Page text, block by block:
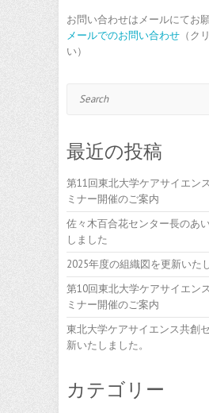
お問い合わせはメールにてお
メールでのお問い合わせ （ク
い）
最近の投稿
第11回東北大学ケアサイエン
ミナー開催のご案内
佐々木百合花センター長のあ
しました
2025年度の組織図を更新いた
第10回東北大学ケアサイエン
ミナー開催のご案内
東北大学ケアサイエンス共創
新いたしました。
カテゴリー